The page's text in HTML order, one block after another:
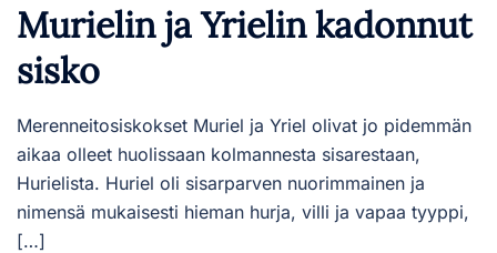
Murielin ja Yrielin kadonnut
sisko
Merenneitosiskokset Muriel ja Yriel olivat jo pidemmän
aikaa olleet huolissaan kolmannesta sisarestaan,
Hurielista. Huriel oli sisarparven nuorimmainen ja
nimensä mukaisesti hieman hurja, villi ja vapaa tyyppi,
[…]